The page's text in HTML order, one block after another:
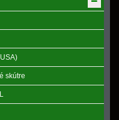
skútre